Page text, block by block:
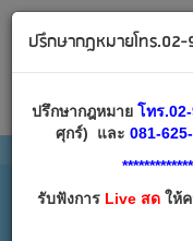
Email:
เข้
ปรึกษากฎหมายโทร
ปรึกษากฎหมาย โทร
ศุกร์) และ 081-
รับฟังการLive สดให้ค